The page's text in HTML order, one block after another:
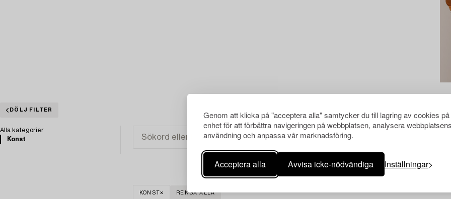
Genom att klicka på "acceptera alla" samtycker du till lagring av cookies
enhet för att förbättra navigeringen på webbplatsen, analysera
användning och anpassa vår marknadsföring.
Acceptera alla Avvisa icke-nödvändiga Inställningar
DÖLJ FILTER
Alla kategorier
Konst
KONST RENSA ALLA